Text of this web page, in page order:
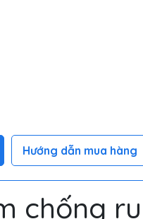
Hướng dẫn mua hàng
chống